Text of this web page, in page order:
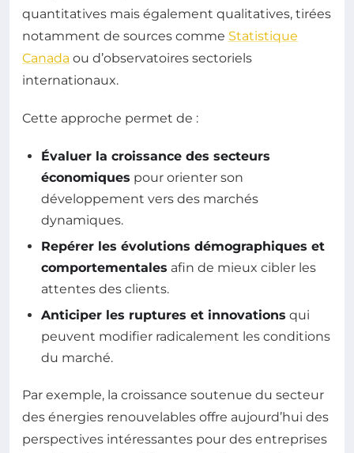
quantitatives mais également qualitatives, tirées
notamment de sources comme Statistique
Canada ou d’observatoires sectoriels
internationaux.
Cette approche permet de :
Évaluer la croissance des secteurs
économiques pour orienter son
développement vers des marchés
dynamiques.
Repérer les évolutions démographiques et
comportementales afin de mieux cibler les
attentes des clients.
Anticiper les ruptures et innovations qui
peuvent modifier radicalement les conditions
du marché.
Par exemple, la croissance soutenue du secteur
des énergies renouvelables offre aujourd’hui des
perspectives intéressantes pour des entreprises